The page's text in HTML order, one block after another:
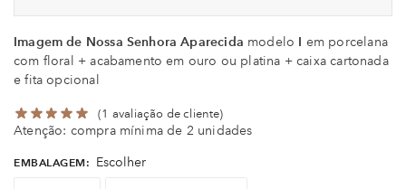
Imagem de Nossa Senhora Aparecida modelo I em porcelana
com floral + acabamento em ouro ou platina + caixa cartonada
e fita opcional
(1 avaliação de cliente)
Atenção: compra mínima de 2 unidades
EMBALAGEM: Escolher